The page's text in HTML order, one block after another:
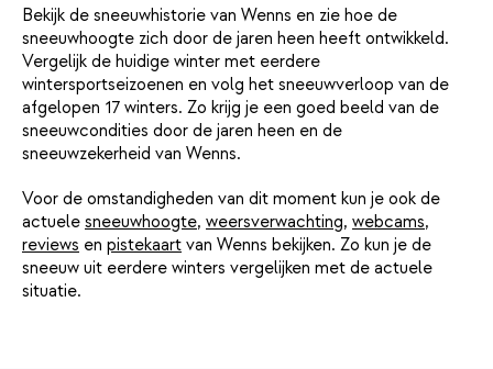
Bekijk de sneeuwhistorie van Wenns en zie hoe de
sneeuwhoogte zich door de jaren heen heeft ontwikkeld.
Vergelijk de huidige winter met eerdere
wintersportseizoenen en volg het sneeuwverloop van de
afgelopen 17 winters. Zo krijg je een goed beeld van de
sneeuwcondities door de jaren heen en de
sneeuwzekerheid van Wenns.
Voor de omstandigheden van dit moment kun je ook de
actuele sneeuwhoogte, weersverwachting, webcams,
reviews en pistekaart van Wenns bekijken. Zo kun je de
sneeuw uit eerdere winters vergelijken met de actuele
situatie.